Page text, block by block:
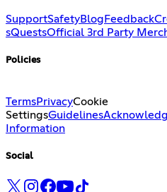
SupportSafetyBlog Feedback
sQuestsOfficial 3rd Party
Policies
TermsPrivacyCookie
SettingsGuidelines
Information
Social